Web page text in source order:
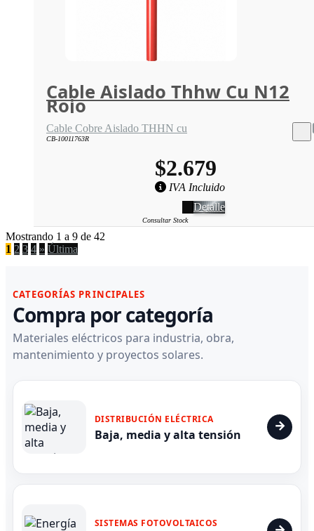
Cable Aislado Thhw Cu N12
Rojo
Cable Cobre Aislado THHN cu
CB-10011763R
$2.679
IVA Incluido
Detalle
Consultar Stock
Mostrando 1 a 9 de 42
1 2 3 4 » Última
CATEGORÍAS PRINCIPALES
Compra por categoría
Materiales eléctricos para industria, obra,
mantenimiento y proyectos solares.
DISTRIBUCIÓN ELÉCTRICA
Baja, media y alta tensión
SISTEMAS FOTOVOLTAICOS